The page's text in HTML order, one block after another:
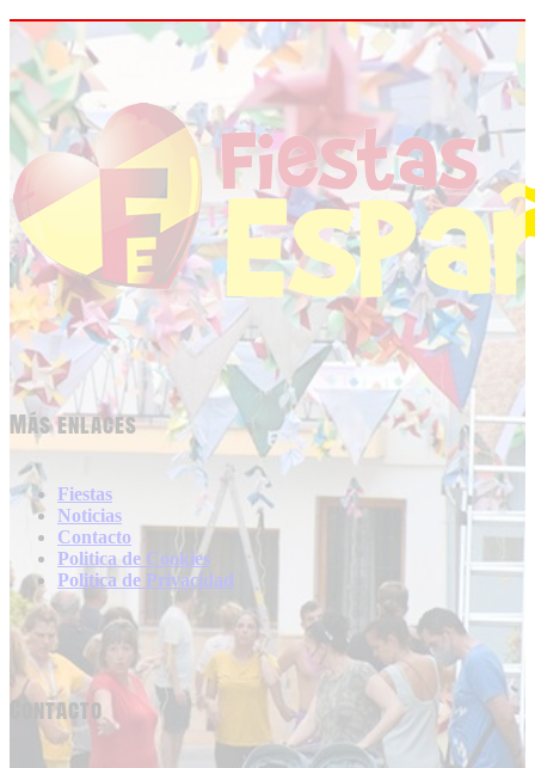
Más enlaces
Fiestas
Noticias
Contacto
Politica de Cookies
Politica de Privacidad
Contacto